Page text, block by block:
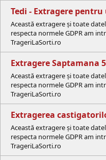
Tedi - Extragere
Această extragere și toate
respecta normele GDPR am
TrageriLaSorti.ro
Extragere Saptamana
Această extragere și toate
respecta normele GDPR am
TrageriLaSorti.ro
Extragerea
Această extragere și toate
respecta normele GDPR am
TrageriLaSorti.ro